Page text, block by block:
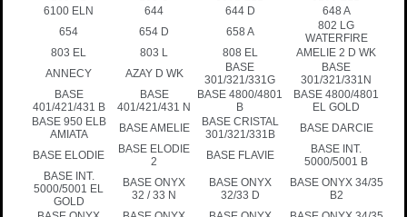
6100 ELN
644 644 D
648 A
654
654 D 658 A
802 LG
WATERFIRE
803 EL
803 L 808 EL
AMELIE 2 D WK
ANNECY
AZAY D WK
BASE
301/321/331G
BASE
301/321/331N
BASE
401/421/431 B
BASE
401/421/431 N
BASE 4800/4801
B
BASE 4800/4801
EL GOLD
BASE 950 ELB
AMIATA
BASE AMELIE
BASE CRISTAL
301/321/331B
BASE DARCIE
BASE ELODIE
BASE ELODIE
2
BASE FLAVIE
BASE INT.
5000/5001 B
BASE INT.
5000/5001 EL
GOLD
BASE ONYX
32 / 33 N
BASE ONYX
32/33 D
BASE ONYX 34/35
B2